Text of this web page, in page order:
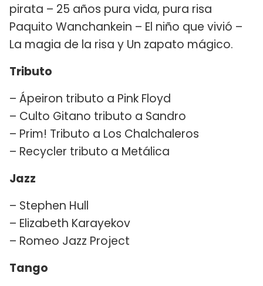
pirata – 25 años pura vida, pura risa
Paquito Wanchankein – El niño que vivió –
La magia de la risa y Un zapato mágico.
Tributo
– Ápeiron tributo a Pink Floyd
– Culto Gitano tributo a Sandro
– Prim! Tributo a Los Chalchaleros
– Recycler tributo a Metálica
Jazz
– Stephen Hull
– Elizabeth Karayekov
– Romeo Jazz Project
Tango